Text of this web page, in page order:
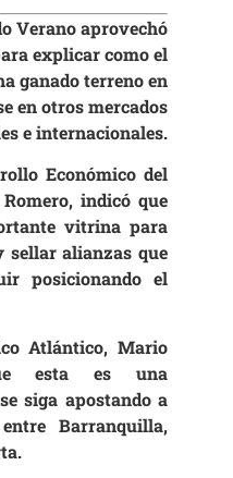
Verano aprovechó
explicar como el
ganado terreno en
en otros mercados
e internacionales.
Económico del
indicó que
vitrina para
sellar alianzas que
posicionando el
Atlántico, Mario
esta es una
siga apostando a
Barranquilla,